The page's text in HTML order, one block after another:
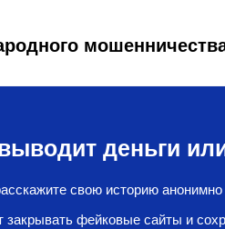
деньги
свою историю
закрывать фейковые сайты и